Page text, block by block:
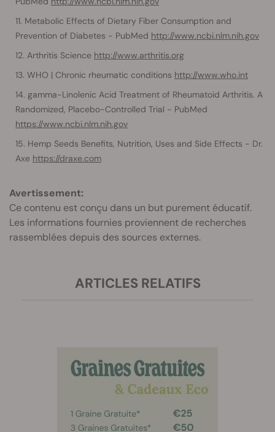
Metabolic Effects of Dietary Fiber Consumption and
Prevention of Diabetes - PubMed http://www.ncbi.nlm.nih.gov
Arthritis Science http://www.arthritis.org
WHO | Chronic rheumatic conditions http://www.who.int
gamma-Linolenic Acid Treatment of Rheumatoid Arthritis. A
Randomized, Placebo-Controlled Trial - PubMed
https://www.ncbi.nlm.nih.gov
Hemp Seeds Benefits, Nutrition, Uses and Side Effects - Dr.
Axe https://draxe.com
Avertissement:
Ce contenu est conçu dans un but purement éducatif.
Les informations fournies proviennent de recherches
rassemblées depuis des sources externes.
ARTICLES RELATIFS